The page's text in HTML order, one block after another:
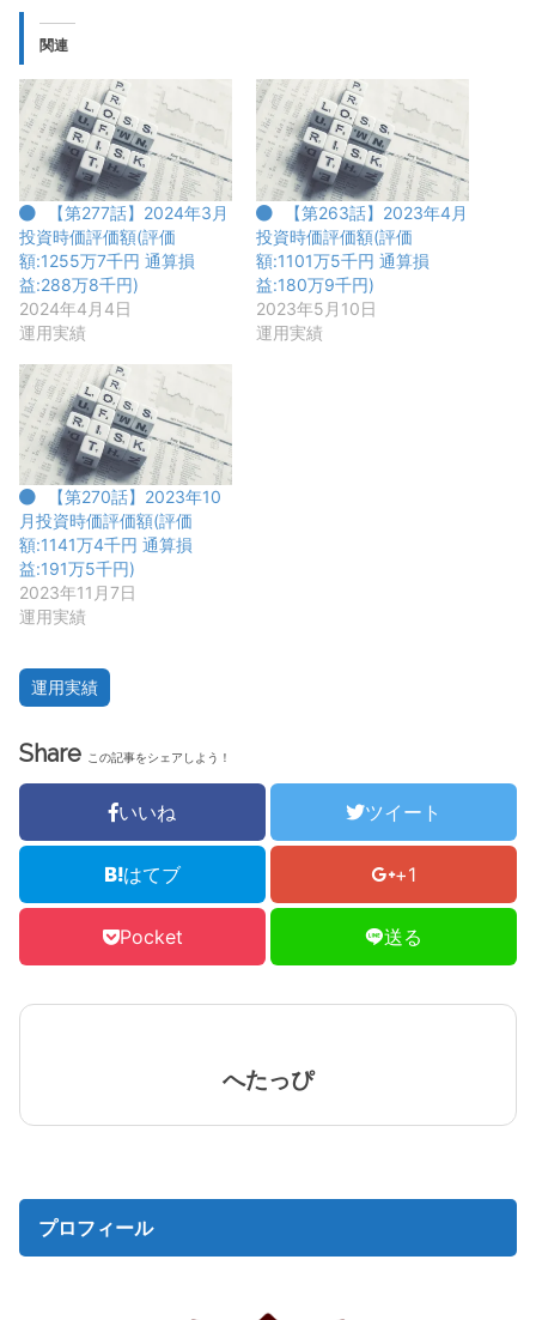
関連
【第277話】2024年3月
投資時価評価額(評価
額:1255万7千円 通算損
益:288万8千円)
2024年4月4日
運用実績
【第263話】2023年4月
投資時価評価額(評価
額:1101万5千円 通算損
益:180万9千円)
2023年5月10日
運用実績
【第270話】2023年10
月投資時価評価額(評価
額:1141万4千円 通算損
益:191万5千円)
2023年11月7日
運用実績
運用実績
Share この記事をシェアしよう！
いいね ツイート
はてブ +1
Pocket 送る
へたっぴ
プロフィール